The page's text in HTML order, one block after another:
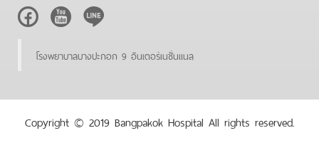
FacebookYoutubeLine
โรงพยาบาลบางปะกอก 9 อินเตอร์เนชั่นแนล
Copyright © 2019 Bangpakok Hospital All rights reserved.